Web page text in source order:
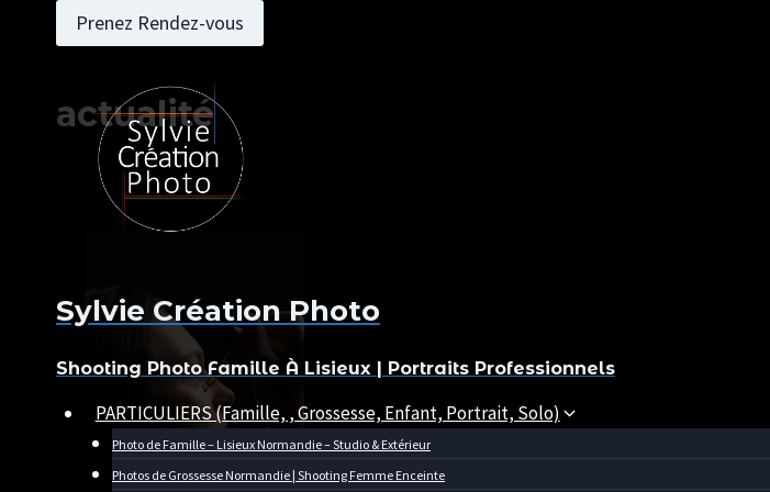
Prenez Rendez-vous
Sylvie Création Photo
Shooting Photo Famille À Lisieux | Portraits Professionnels
PARTICULIERS (Famille, , Grossesse, Enfant, Portrait, Solo)
Photo de Famille – Lisieux Normandie – Studio & Extérieur
Photos de Grossesse Normandie | Shooting Femme Enceinte
actualité